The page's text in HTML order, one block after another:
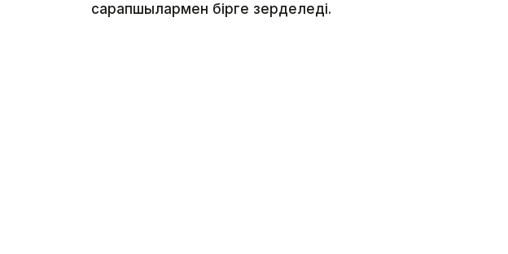
сарапшылармен бірге зерделеді.